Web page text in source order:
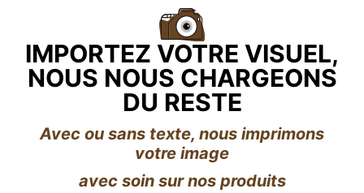
IMPORTEZ VOTRE VISUEL,
NOUS NOUS CHARGEONS
DU RESTE
Avec ou sans texte, nous imprimons
votre image
avec soin sur nos produits